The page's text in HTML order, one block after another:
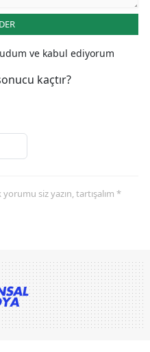
ve kabul ediyorum
kaçtır?
siz yazın, tartışalım *